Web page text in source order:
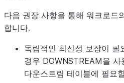
다음 권장 사항을 통해 워크로드
합니다.
독립적인 최신성 보장이 필
경우 DOWNSTREAM을 사
다운스트림 테이블에 필요